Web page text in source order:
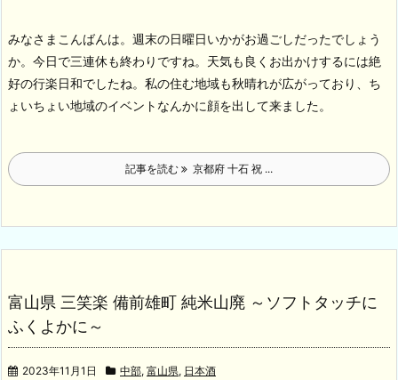
みなさまこんばんは。週末の日曜日いかがお過ごしだったでしょう
か。今日で三連休も終わりですね。天気も良くお出かけするには絶
好の行楽日和でしたね。私の住む地域も秋晴れが広がっており、ち
ょいちょい地域のイベントなんかに顔を出して来ました。
記事を読む 京都府 十石 祝 ...
富山県 三笑楽 備前雄町 純米山廃 ～ソフトタッチに
ふくよかに～
2023年11月1日 中部, 富山県, 日本酒